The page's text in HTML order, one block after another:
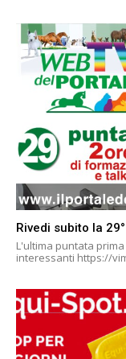
Rivedi subito la
L'ultima puntata